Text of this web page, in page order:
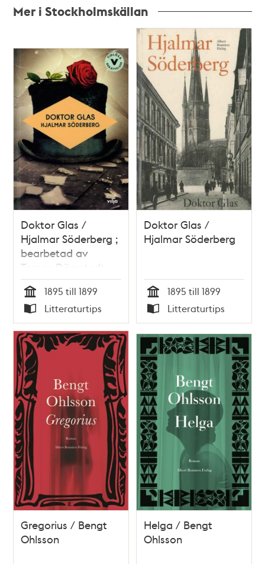
Mer i Stockholmskällan
poster
teman
Doktor Glas /
Hjalmar Söderberg ;
bearbetad av
Tomas Dömstedt
Tid
1895 till 1899
Typ
Litteraturtips
Doktor Glas /
Hjalmar Söderberg
Tid
1895 till 1899
Typ
Litteraturtips
Gregorius / Bengt
Ohlsson
Helga / Bengt
Ohlsson